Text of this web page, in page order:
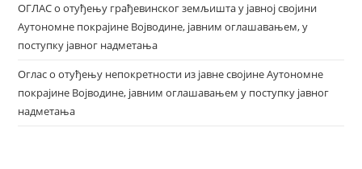
ОГЛАС о отуђењу грађевинског земљишта у јавној својини
Аутономне покрајине Војводине, јавним оглашавањем, у
поступку јавног надметања
Оглас о отуђењу непокретности из јавне својине Аутономне
покрајине Војводине, јавним оглашавањем у поступку јавног
надметања